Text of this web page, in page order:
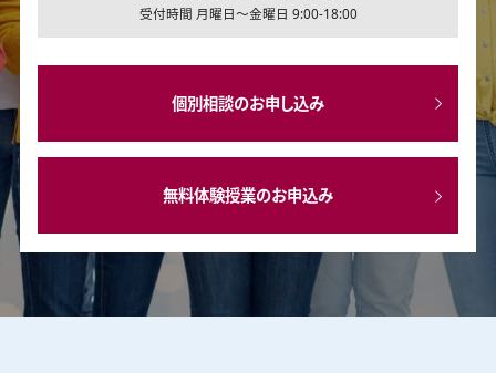
受付時間 月曜日～金曜日 9:00-18:00
個別相談のお申し込み
無料体験授業のお申込み